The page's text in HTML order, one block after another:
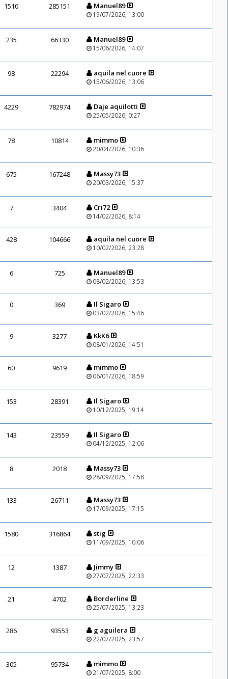
1510 285151 Manuel89
19/07/2026, 13:00
235 66330 Manuel89
15/06/2026, 14:07
98 22294 aquila nel cuore
15/06/2026, 13:06
4229 782974 Daje aquilotti
25/05/2026, 0:27
78 10814 mimmo
20/04/2026, 10:36
675 167248 Massy73
20/03/2026, 15:37
7 3404 Cri72
14/02/2026, 8:14
428 104666 aquila nel cuore
10/02/2026, 23:28
6 725 Manuel89
08/02/2026, 13:53
0 369 Il Sigaro
03/02/2026, 15:46
9 3277 KkK6
08/01/2026, 14:51
60 9619 mimmo
06/01/2026, 18:59
153 28391 Il Sigaro
10/12/2025, 19:14
143 23559 Il Sigaro
04/12/2025, 12:06
8 2018 Massy73
28/09/2025, 17:58
133 26711 Massy73
17/09/2025, 17:15
1580 316864 stig
11/09/2025, 10:06
12 1387 Jimmy
27/07/2025, 22:33
21 4702 Borderline
25/07/2025, 13:23
286 93553 g aguilera
22/07/2025, 23:57
305 95734 mimmo
21/07/2025, 8:00